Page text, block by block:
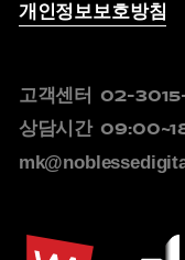
개인정보보호방침
고객센터 02-
상담시간